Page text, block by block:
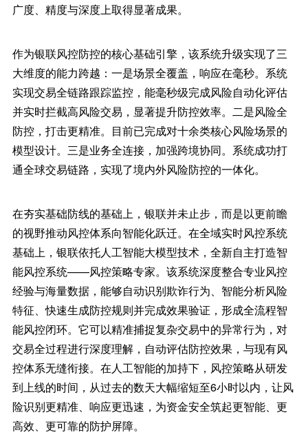
广度、精度与深度上取得显著成果。
作为银联风控防控的核心基础引擎，该系统升级实现了三
大维度的能力跨越：一是场景全覆盖，响应在毫秒。系统
实现交易全链路跟踪监控，能毫秒级完成风险自动化评估
并实时拦截高风险交易，显著提升防控效率。二是风险全
防控，打击更精准。目前已完成对十余类核心风险场景的
模型设计。三是业务全连接，加强跨境协同。系统成功打
通全球交易链路，实现了境内外风险防控的一体化。
在夯实基础防线的基础上，银联并未止步，而是以更前瞻
的视野推动风控体系向智能化跃迁。在全域实时风控系统
基础上，银联依托人工智能大模型技术，全新自主打造智
能风控系统——风控策略专家。该系统深度整合专业风控
经验与海量数据，能够自动识别欺诈行为、智能分析风险
特征、快速生成防控规则并完成效果验证，形成全流程智
能风控闭环。它可以精准捕捉复杂交易中的异常行为，对
交易全过程进行深度理解，自动评估防控效果，与现有风
控体系无缝衔接。在人工智能的加持下，风控策略从研发
到上线的时间，从过去的数天大幅缩短至6小时以内，让风
险识别更精准、响应更迅速，为资金安全筑起更智能、更
高效、更可靠的防护屏障。